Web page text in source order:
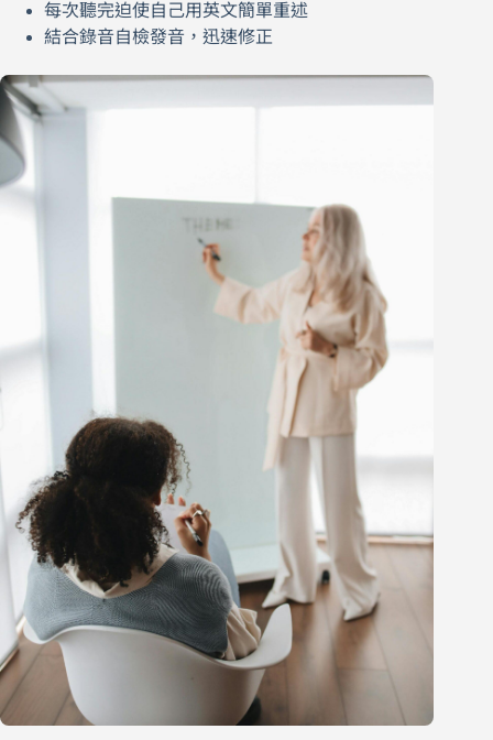
每次聽完迫使自己用英文簡單重述
結合錄音自檢發音，迅速修正